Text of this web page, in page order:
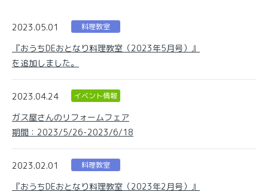
2023.05.01 料理教室
『おうちDEおとなり料理教室（2023年5月号）』
を追加しました。
2023.04.24 イベント情報
ガス屋さんのリフォームフェア
期間：2023/5/26-2023/6/18
2023.02.01 料理教室
『おうちDEおとなり料理教室（2023年2月号）』